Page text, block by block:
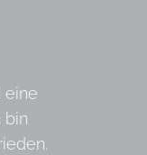
eine
bin